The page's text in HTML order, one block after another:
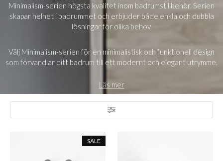
Minimalism-serien högsta kvalitet inom badrumstillbehör. Serien
skapar helhet i badrummet och erbjuder både enkla och dubbla
lösningar för olika behov.
Välj Minimalism-serien för en minimalistisk och funktionell design
som förvandlar ditt badrum till ett modernt och elegant utrymme.
Läs mer
SALE